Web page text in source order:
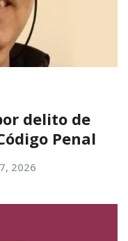
delito de
Penal
2026